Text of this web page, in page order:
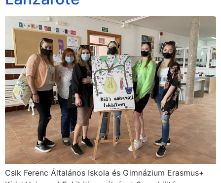
Csik Ferenc Általános Iskola és Gimnázium Erasmus+